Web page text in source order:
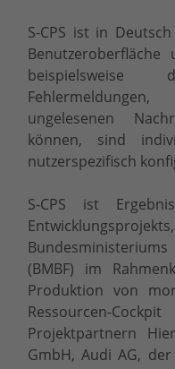
S-CPS ist in
ungelesenen
können, sind
nutzerspezifisch
S-CPS ist
(BMBF) im
Produktion von
Ressourcen-
Projektpartnern
GmbH, Audi AG,